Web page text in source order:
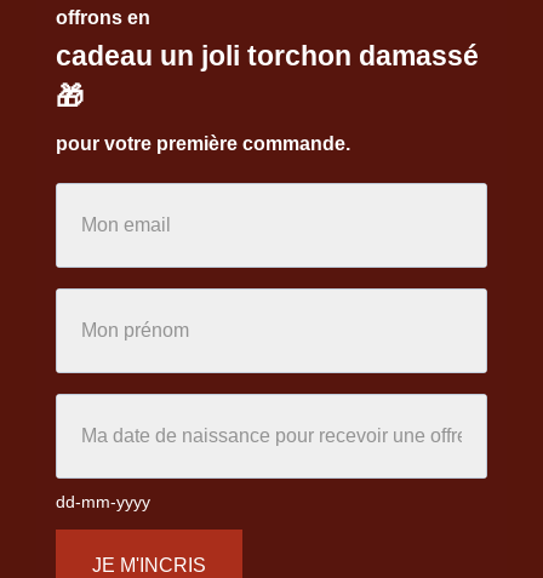
offrons en
cadeau un joli torchon damassé
🎁
pour votre première commande.
dd-mm-yyyy
JE M'INCRIS